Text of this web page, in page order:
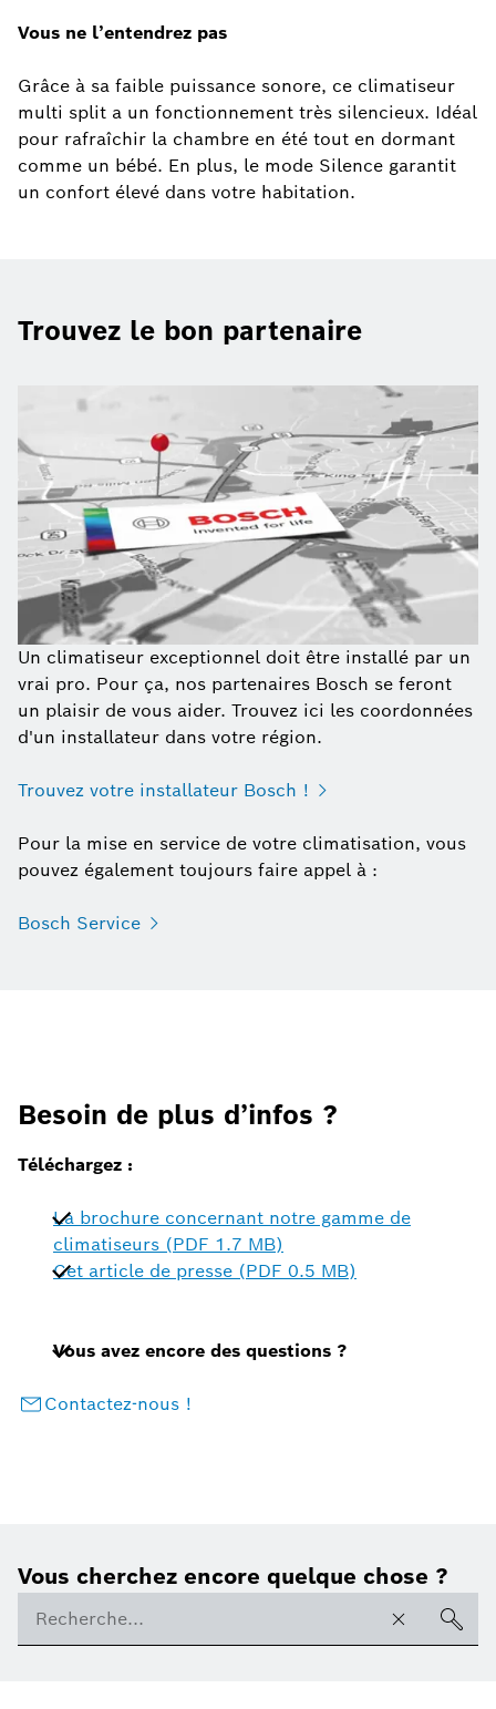
Vous ne l’entendrez pas
Grâce à sa faible puissance sonore, ce climatiseur
multi split a un fonctionnement très silencieux. Idéal
pour rafraîchir la chambre en été tout en dormant
comme un bébé. En plus, le mode Silence garantit
un confort élevé dans votre habitation.
Trouvez le bon partenaire
Un climatiseur exceptionnel doit être installé par un
vrai pro. Pour ça, nos partenaires Bosch se feront
un plaisir de vous aider. Trouvez ici les coordonnées
d'un installateur dans votre région.
Trouvez votre installateur Bosch !
Pour la mise en service de votre climatisation, vous
pouvez également toujours faire appel à :
Bosch Service
Besoin de plus d’infos ?
Téléchargez :
La brochure concernant notre gamme de
climatiseurs (PDF 1.7 MB)
Cet article de presse (PDF 0.5 MB)
Vous avez encore des questions ?
Contactez-nous !
Vous cherchez encore quelque chose ?